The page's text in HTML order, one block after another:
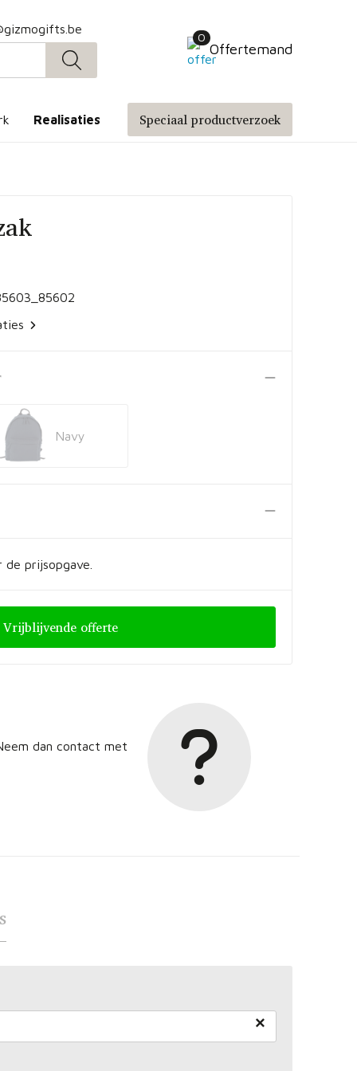
0
Offertemand
Realisaties Speciaal productverzoek
Navy
prijsopgave.
Vrijblijvende offerte
dan contact met
×